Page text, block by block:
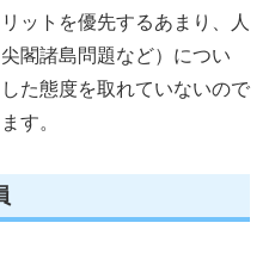
ットを優先するあまり、人
閣諸島問題など）につい
た態度を取れていないので
す。